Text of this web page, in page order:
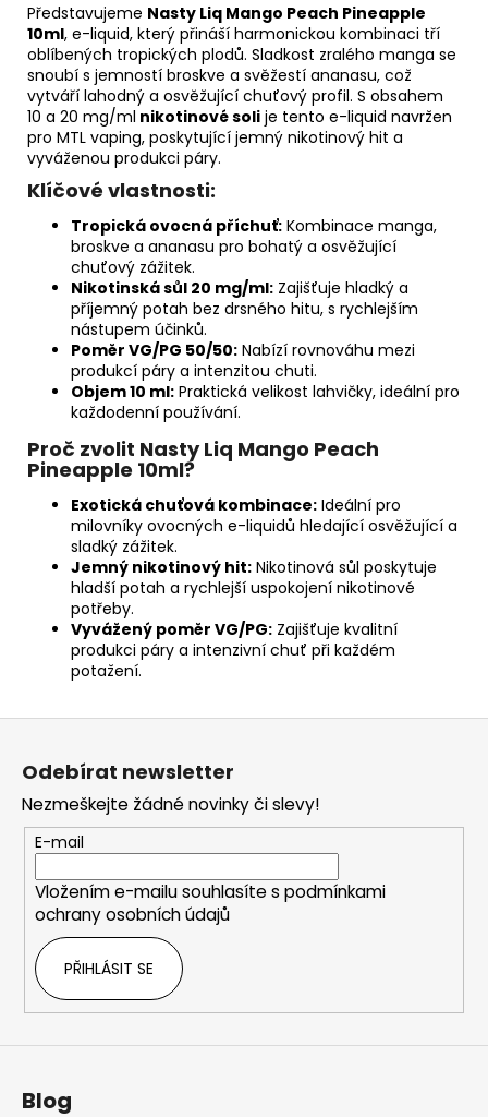
Představujeme Nasty Liq Mango Peach Pineapple
10ml, e-liquid, který přináší harmonickou kombinaci tří
oblíbených tropických plodů. Sladkost zralého manga se
snoubí s jemností broskve a svěžestí ananasu, což
vytváří lahodný a osvěžující chuťový profil. S obsahem
10 a 20 mg/ml nikotinové soli je tento e-liquid navržen
pro MTL vaping, poskytující jemný nikotinový hit a
vyváženou produkci páry.
Klíčové vlastnosti:
Tropická ovocná příchuť: Kombinace manga,
broskve a ananasu pro bohatý a osvěžující
chuťový zážitek.
Nikotinská sůl 20 mg/ml: Zajišťuje hladký a
příjemný potah bez drsného hitu, s rychlejším
nástupem účinků.
Poměr VG/PG 50/50: Nabízí rovnováhu mezi
produkcí páry a intenzitou chuti.
Objem 10 ml: Praktická velikost lahvičky, ideální pro
každodenní používání.
Proč zvolit Nasty Liq Mango Peach
Pineapple 10ml?
Exotická chuťová kombinace: Ideální pro
milovníky ovocných e-liquidů hledající osvěžující a
sladký zážitek.
Jemný nikotinový hit: Nikotinová sůl poskytuje
hladší potah a rychlejší uspokojení nikotinové
potřeby.
Vyvážený poměr VG/PG: Zajišťuje kvalitní
produkci páry a intenzivní chuť při každém
potažení.
Z
Odebírat newsletter
Nezmeškejte žádné novinky či slevy!
E-mail
Vložením e-mailu souhlasíte s podmínkami
ochrany osobních údajů
PŘIHLÁSIT SE
Blog